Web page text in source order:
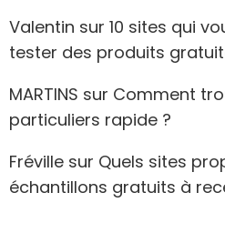
Valentin sur 10 sites qui
tester des produits
MARTINS sur Comment
particuliers rapide ?
Fréville sur Quels sites
échantillons gratuits à